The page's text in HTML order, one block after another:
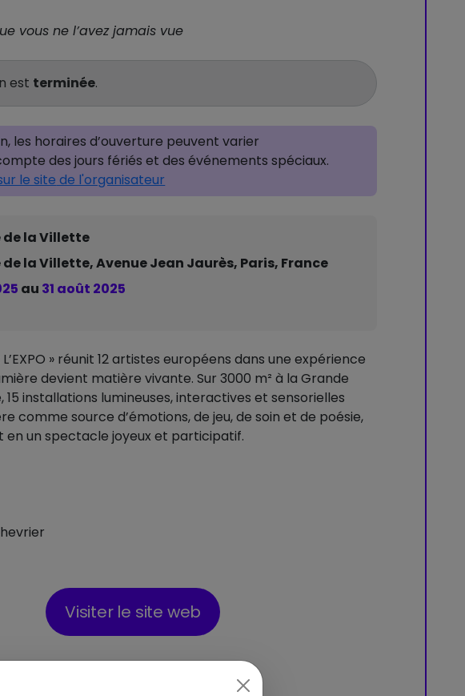
vous ne l’avez jamais vue
est terminée.
les horaires d’ouverture peuvent varier
des jours fériés et des événements spéciaux.
le site de l'organisateur
de la Villette
la Villette, Avenue Jean Jaurès, Paris, France
au 31 août 2025
: L’EXPO » réunit 12 artistes européens dans une expérience
devient matière vivante. Sur 3000 m² à la Grande
15 installations lumineuses, interactives et sensorielles
comme source d’émotions, de jeu, de soin et de poésie,
en un spectacle joyeux et participatif.
Visiter le site web